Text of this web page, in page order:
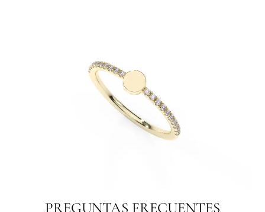
PREGUNTAS FRECUENTES